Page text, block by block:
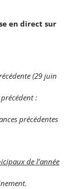
en direct sur
(29 juin
:
précédentes
de l’année